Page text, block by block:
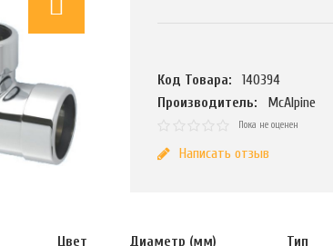
Код Товара:
140394
Производитель:
McAlpine
Пока не оценен
Написать отзыв
Цвет Диаметр (мм) Тип